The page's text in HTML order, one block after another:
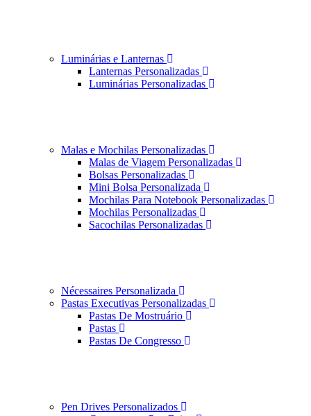
Luminárias e Lanternas
Lanternas Personalizadas
Luminárias Personalizadas
Malas e Mochilas Personalizadas
Malas de Viagem Personalizadas
Bolsas Personalizadas
Mini Bolsa Personalizada
Mochilas Para Notebook Personalizadas
Mochilas Personalizadas
Sacochilas Personalizadas
Nécessaires Personalizada
Pastas Executivas Personalizadas
Pastas De Mostruário
Pastas
Pastas De Congresso
Pen Drives Personalizados